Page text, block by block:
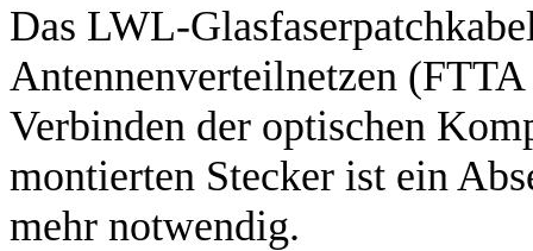
Das LWL-
Antennenverteilnetzen
Verbinden der optischen
montierten Stecker ist ein
mehr notwendig.